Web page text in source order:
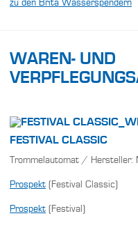
zu den Brita Wasserspendern
WAREN- UND
FESTIVAL CLASSIC
Trommelautomat / Hersteller:
Prospekt (Festival Classic)
Prospekt (Festival)